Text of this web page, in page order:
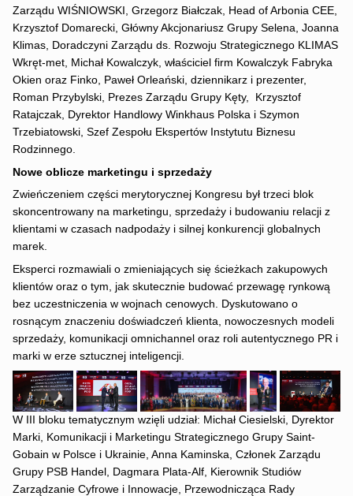
Zarządu WIŚNIOWSKI, Grzegorz Białczak, Head of Arbonia CEE,
Krzysztof Domarecki, Główny Akcjonariusz Grupy Selena, Joanna
Klimas, Doradczyni Zarządu ds. Rozwoju Strategicznego KLIMAS
Wkręt-met, Michał Kowalczyk, właściciel firm Kowalczyk Fabryka
Okien oraz Finko, Paweł Orleański, dziennikarz i prezenter,
Roman Przybylski, Prezes Zarządu Grupy Kęty, Krzysztof
Ratajczak, Dyrektor Handlowy Winkhaus Polska i Szymon
Trzebiatowski, Szef Zespołu Ekspertów Instytutu Biznesu
Rodzinnego.
Nowe oblicze marketingu i sprzedaży
Zwieńczeniem części merytorycznej Kongresu był trzeci blok
skoncentrowany na marketingu, sprzedaży i budowaniu relacji z
klientami w czasach nadpodaży i silnej konkurencji globalnych
marek.
Eksperci rozmawiali o zmieniających się ścieżkach zakupowych
klientów oraz o tym, jak skutecznie budować przewagę rynkową
bez uczestniczenia w wojnach cenowych. Dyskutowano o
rosnącym znaczeniu doświadczeń klienta, nowoczesnych modeli
sprzedaży, komunikacji omnichannel oraz roli autentycznego PR i
marki w erze sztucznej inteligencji.
W III bloku tematycznym wzięli udział: Michał Ciesielski, Dyrektor
Marki, Komunikacji i Marketingu Strategicznego Grupy Saint-
Gobain w Polsce i Ukrainie, Anna Kaminska, Członek Zarządu
Grupy PSB Handel, Dagmara Plata-Alf, Kierownik Studiów
Zarządzanie Cyfrowe i Innowacje, Przewodnicząca Rady